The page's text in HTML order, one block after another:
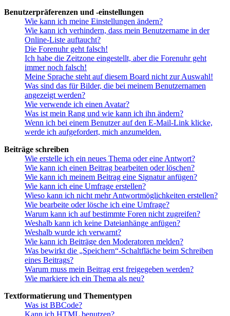
Benutzerpräferenzen und -einstellungen
Wie kann ich meine Einstellungen ändern?
Wie kann ich verhindern, dass mein Benutzername in der
Online-Liste auftaucht?
Die Forenuhr geht falsch!
Ich habe die Zeitzone eingestellt, aber die Forenuhr geht
immer noch falsch!
Meine Sprache steht auf diesem Board nicht zur Auswahl!
Was sind das für Bilder, die bei meinem Benutzernamen
angezeigt werden?
Wie verwende ich einen Avatar?
Was ist mein Rang und wie kann ich ihn ändern?
Wenn ich bei einem Benutzer auf den E-Mail-Link klicke,
werde ich aufgefordert, mich anzumelden.
Beiträge schreiben
Wie erstelle ich ein neues Thema oder eine Antwort?
Wie kann ich einen Beitrag bearbeiten oder löschen?
Wie kann ich meinem Beitrag eine Signatur anfügen?
Wie kann ich eine Umfrage erstellen?
Wieso kann ich nicht mehr Antwortmöglichkeiten erstellen?
Wie bearbeite oder lösche ich eine Umfrage?
Warum kann ich auf bestimmte Foren nicht zugreifen?
Weshalb kann ich keine Dateianhänge anfügen?
Weshalb wurde ich verwarnt?
Wie kann ich Beiträge den Moderatoren melden?
Was bewirkt die „Speichern“-Schaltfläche beim Schreiben
eines Beitrags?
Warum muss mein Beitrag erst freigegeben werden?
Wie markiere ich ein Thema als neu?
Textformatierung und Thementypen
Was ist BBCode?